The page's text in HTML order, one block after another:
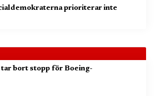
prioriterar inte
bort stopp för Boeing-